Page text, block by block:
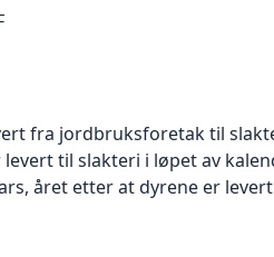
fra jordbruksforetak til
til slakteri i løpet av
året etter at dyrene er